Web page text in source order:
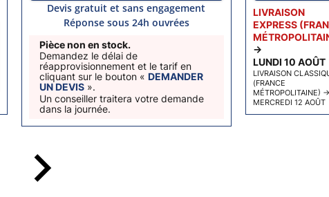
Pièce non en stock.
Demandez le délai de
réapprovisionnement et le tarif en
cliquant sur le bouton « DEMANDER
UN DEVIS».
Un conseiller traitera votre demande
dans la journée.
Devis gratuit et sans engagement
Réponse sous 24h ouvrées
LIVRAISON
EXPRESS
→
LUNDI 10 AOÛT
LIVRAISON
(FRANCE
MÉTROPOLITAINE) →
MERCREDI 12 AOÛT
keyboard_arrow_right